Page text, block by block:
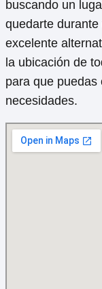
la opción
estadía
Algunos
que se
añadiendo
hospedaje.